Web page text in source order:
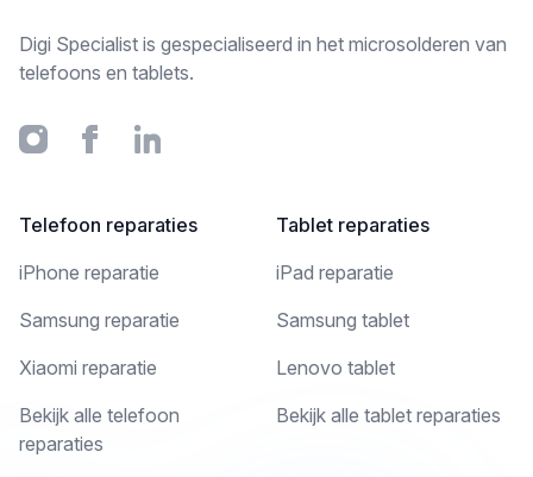
Digi Specialist is gespecialiseerd in het microsolderen van
telefoons en tablets.
InstagramFacebookLinkedin
Telefoon reparaties
iPhone reparatie
Samsung reparatie
Xiaomi reparatie
Bekijk alle telefoon
reparaties
Tablet reparaties
iPad reparatie
Samsung tablet
Lenovo tablet
Bekijk alle tablet reparaties